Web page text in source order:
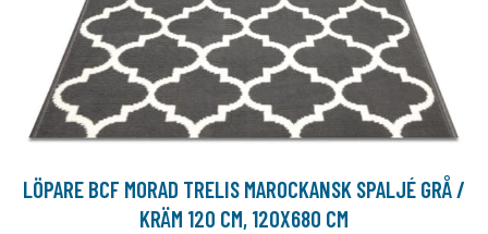
LÖPARE BCF MORAD TRELIS MAROCKANSK SPALJÉ GRÅ /
KRÄM 120 CM, 120X680 CM